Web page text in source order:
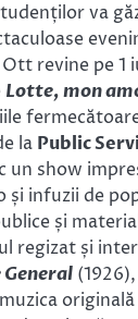
va
revine pe 1
Lotte, mon
la Public
un show
și infuzii de
și
regizat și
General